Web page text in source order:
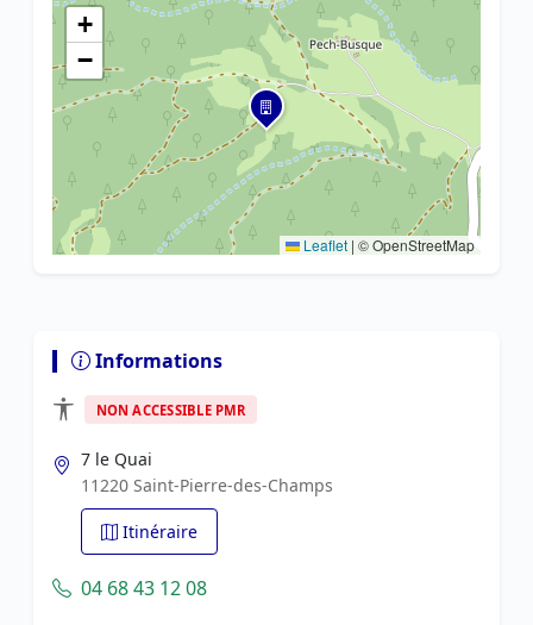
+
−
Leaflet | © OpenStreetMap
Informations
NON ACCESSIBLE PMR
7 le Quai
11220 Saint-Pierre-des-Champs
Itinéraire
04 68 43 12 08